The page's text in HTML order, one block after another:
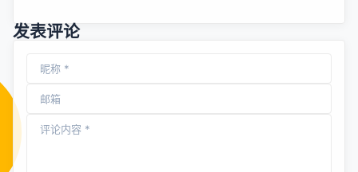
发表评论